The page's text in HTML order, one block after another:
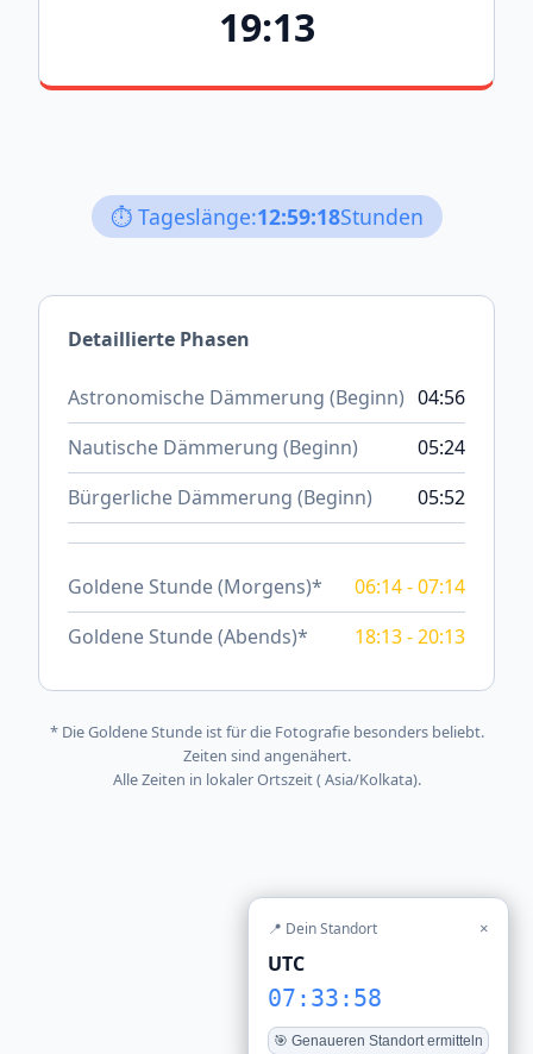
19:13
⏱️ Tageslänge:12:59:18Stunden
Detaillierte Phasen
Astronomische Dämmerung (Beginn) 04:56
Nautische Dämmerung (Beginn)
05:24
Bürgerliche Dämmerung (Beginn)
05:52
Goldene Stunde (Morgens)*
06:14 - 07:14
Goldene Stunde (Abends)*
18:13 - 20:13
* Die Goldene Stunde ist für die Fotografie besonders beliebt.
Zeiten sind angenähert.
Alle Zeiten in lokaler Ortszeit ( Asia/Kolkata).
📍 Dein Standort ×
UTC
07:33:58
🎯 Genaueren Standort ermitteln